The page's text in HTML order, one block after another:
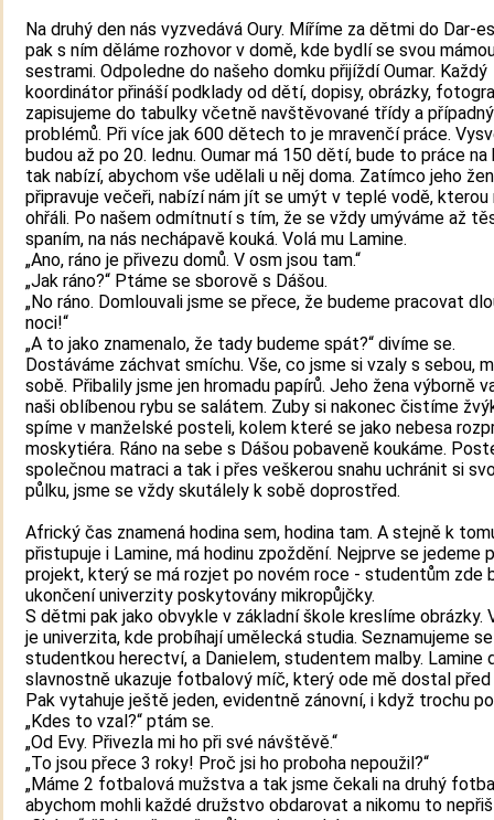
Na druhý den nás vyzvedává Oury. Míříme za dětmi do Dar-
pak s ním děláme rozhovor v domě, kde bydlí se svou
sestrami. Odpoledne do našeho domku přijíždí Oumar. Každý
koordinátor přináší podklady od dětí, dopisy, obrázky,
zapisujeme do tabulky včetně navštěvované třídy a
problémů. Při více jak 600 dětech to je mravenčí práce.
budou až po 20. lednu. Oumar má 150 dětí, bude to práce na
tak nabízí, abychom vše udělali u něj doma. Zatímco jeho
připravuje večeři, nabízí nám jít se umýt v teplé vodě, kterou
ohřáli. Po našem odmítnutí s tím, že se vždy umýváme až
spaním, na nás nechápavě kouká. Volá mu Lamine.
„Ano, ráno je přivezu domů. V osm jsou tam.“
„Jak ráno?“ Ptáme se sborově s Dášou.
„No ráno. Domlouvali jsme se přece, že budeme pracovat
noci!“
„A to jako znamenalo, že tady budeme spát?“ divíme se.
Dostáváme záchvat smíchu. Vše, co jsme si vzaly s sebou,
sobě. Přibalily jsme jen hromadu papírů. Jeho žena výborně
naši oblíbenou rybu se salátem. Zuby si nakonec čistíme
spíme v manželské posteli, kolem které se jako nebesa
moskytiéra. Ráno na sebe s Dášou pobaveně koukáme.
společnou matraci a tak i přes veškerou snahu uchránit si
půlku, jsme se vždy skutálely k sobě doprostřed.
Africký čas znamená hodina sem, hodina tam. A stejně k
přistupuje i Lamine, má hodinu zpoždění. Nejprve se jedeme
projekt, který se má rozjet po novém roce - studentům zde
ukončení univerzity poskytovány mikropůjčky.
S dětmi pak jako obvykle v základní škole kreslíme obrázky.
je univerzita, kde probíhají umělecká studia. Seznamujeme
studentkou herectví, a Danielem, studentem malby. Lamine
slavnostně ukazuje fotbalový míč, který ode mě dostal před
Pak vytahuje ještě jeden, evidentně zánovní, i když trochu
„Kdes to vzal?“ ptám se.
„Od Evy. Přivezla mi ho při své návštěvě.“
„To jsou přece 3 roky! Proč jsi ho proboha nepoužil?“
„Máme 2 fotbalová mužstva a tak jsme čekali na druhý
abychom mohli každé družstvo obdarovat a nikomu to